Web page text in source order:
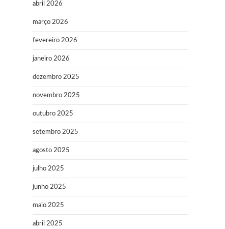
abril 2026
março 2026
fevereiro 2026
janeiro 2026
dezembro 2025
novembro 2025
outubro 2025
setembro 2025
agosto 2025
julho 2025
junho 2025
maio 2025
abril 2025